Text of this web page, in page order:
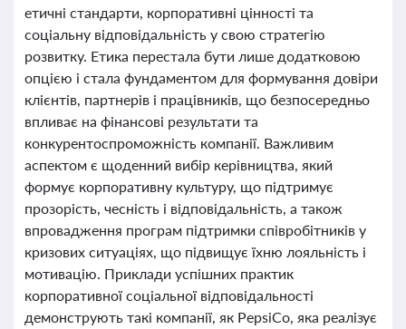
етичні стандарти, корпоративні цінності та
соціальну відповідальність у свою стратегію
розвитку. Етика перестала бути лише додатковою
опцією і стала фундаментом для формування довіри
клієнтів, партнерів і працівників, що безпосередньо
впливає на фінансові результати та
конкурентоспроможність компанії. Важливим
аспектом є щоденний вибір керівництва, який
формує корпоративну культуру, що підтримує
прозорість, чесність і відповідальність, а також
впровадження програм підтримки співробітників у
кризових ситуаціях, що підвищує їхню лояльність і
мотивацію. Приклади успішних практик
корпоративної соціальної відповідальності
демонструють такі компанії, як PepsiCo, яка реалізує